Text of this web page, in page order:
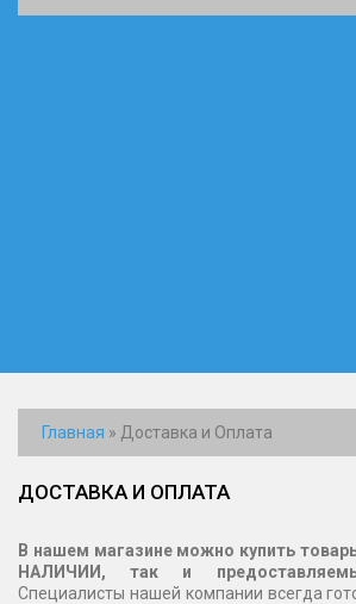
Главная » Доставка и Оплата
ДОСТАВКА И ОПЛАТА
В нашем магазине можно купить
НАЛИЧИИ, так и
Специалисты нашей компании всегда